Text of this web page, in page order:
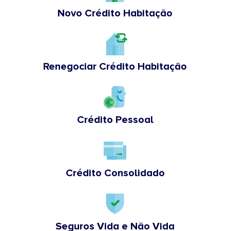
Novo Crédito Habitação
Renegociar Crédito Habitação
Crédito Pessoal
Crédito Consolidado
Seguros Vida e Não Vida